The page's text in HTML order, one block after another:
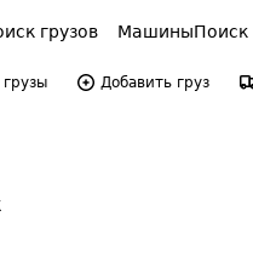
грузов Машины
Добавить груз